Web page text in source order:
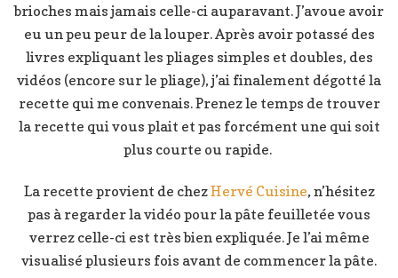
brioches mais jamais celle-ci auparavant. J’avoue avoir
eu un peu peur de la louper. Après avoir potassé des
livres expliquant les pliages simples et doubles, des
vidéos (encore sur le pliage), j’ai finalement dégotté la
recette qui me convenais. Prenez le temps de trouver
la recette qui vous plait et pas forcément une qui soit
plus courte ou rapide.
La recette provient de chezHervé Cuisine, n’hésitez
pas à regarder la vidéo pour la pâte feuilletée vous
verrez celle-ci est très bien expliquée. Je l’ai même
visualisé plusieurs fois avant de commencer la pâte.